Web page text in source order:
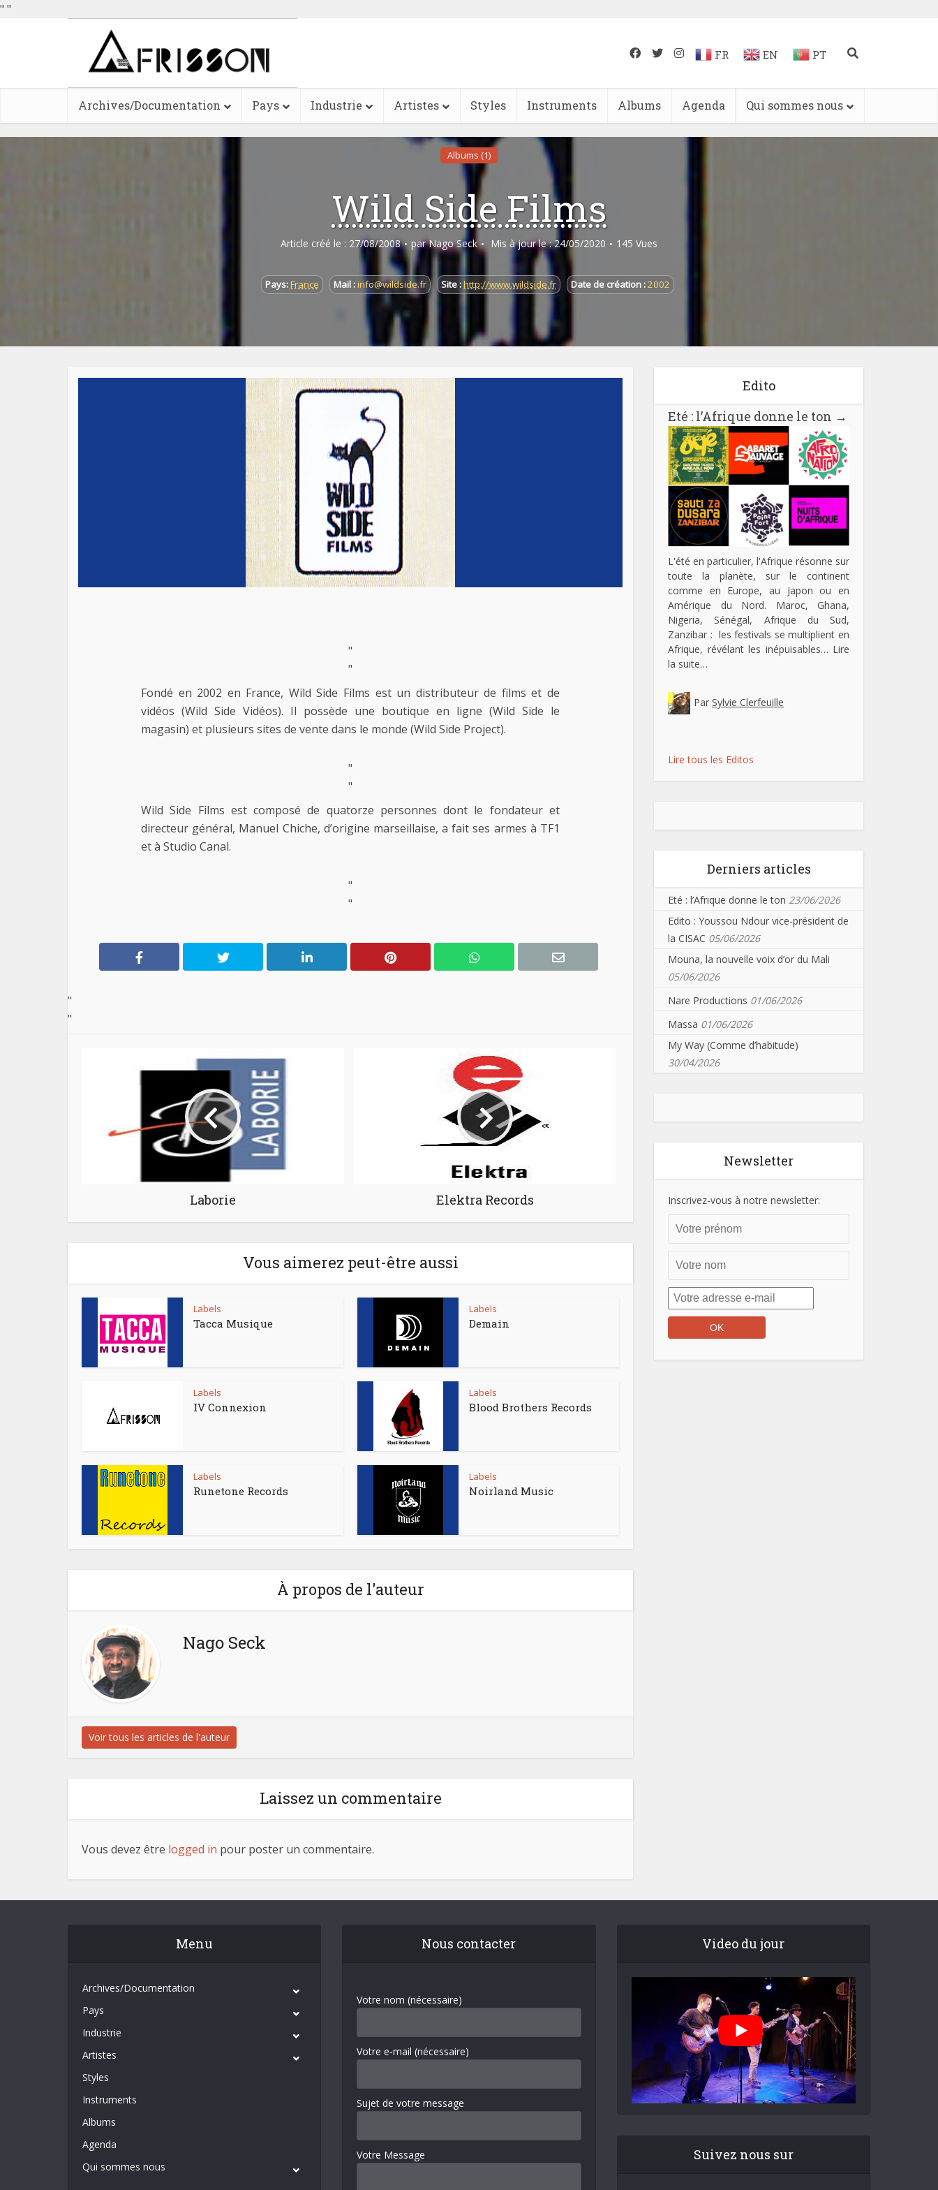
" "
FR EN PT
Archives/Documentation Pays Industrie Artistes Styles Instruments Albums Agenda Qui sommes nous
Albums (1)
Wild Side Films
Article créé le : 27/08/2008 par Nago Seck Mis à jour le : 24/05/2020 145 Vues
Pays: France Mail :info@wildside.fr Site :http://www.wildside.fr Date de création :2002
"
"
Fondé en 2002 en France, Wild Side Films est un distributeur de films et de
vidéos (Wild Side Vidéos). Il possède une boutique en ligne (Wild Side le
magasin) et plusieurs sites de vente dans le monde (Wild Side Project).
"
"
Wild Side Films est composé de quatorze personnes dont le fondateur et
directeur général, Manuel Chiche, d’origine marseillaise, a fait ses armes à TF1
et à Studio Canal.
"
"
"
"
Laborie Elektra Records
Vous aimerez peut-être aussi
Labels
Tacca Musique
Labels
Demain
Labels
IV Connexion
Labels
Blood Brothers Records
Labels
Runetone Records
Labels
Noirland Music
À propos de l'auteur
Nago Seck
Voir tous les articles de l'auteur
Laissez un commentaire
Vous devez être logged in pour poster un commentaire.
Edito
Eté : l’Afrique donne le ton →
L'été en particulier, l'Afrique résonne sur
toute la planète, sur le continent
comme en Europe, au Japon ou en
Amérique du Nord. Maroc, Ghana,
Nigeria, Sénégal, Afrique du Sud,
Zanzibar : les festivals se multiplient en
Afrique, révélant les inépuisables… Lire
la suite…
Par Sylvie Clerfeuille
Lire tous les Editos
Derniers articles
Eté : l’Afrique donne le ton 23/06/2026
Edito : Youssou Ndour vice-président de
la CISAC 05/06/2026
Mouna, la nouvelle voix d’or du Mali
05/06/2026
Nare Productions 01/06/2026
Massa 01/06/2026
My Way (Comme d’habitude)
30/04/2026
Newsletter
Inscrivez-vous à notre newsletter:
Menu
Archives/Documentation
Pays
Industrie
Artistes
Styles
Instruments
Albums
Agenda
Qui sommes nous
Nous contacter
Votre nom (nécessaire)
Votre e-mail (nécessaire)
Sujet de votre message
Votre Message
Video du jour
Suivez nous sur